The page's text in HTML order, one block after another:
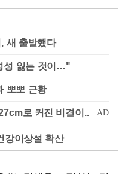
새 출발했다
성 잃는 것이…"
뽀뽀 근황
강이상설 확산